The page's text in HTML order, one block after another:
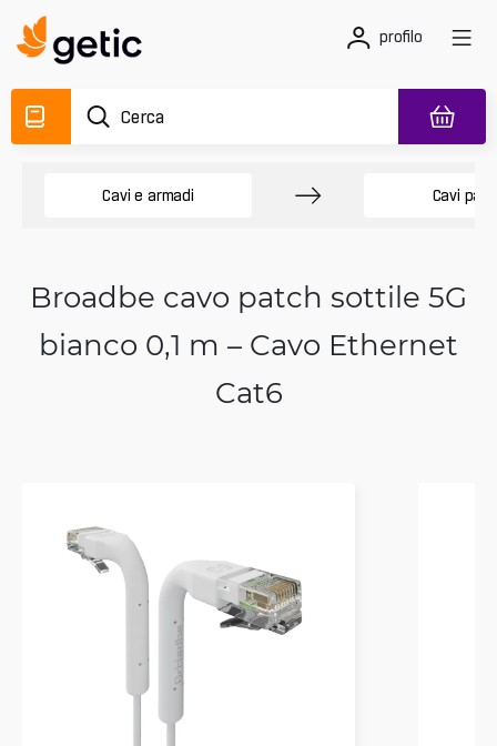
profilo
Cavi e armadi Cavi
Broadbe cavo patch sottile 5G
bianco 0,1 m – Cavo Ethernet
Cat6